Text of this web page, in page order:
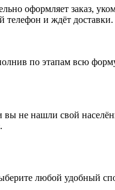
оформляет заказ,
телефон и ждёт доставки.
по этапам всю
не нашли свой
любой удобный